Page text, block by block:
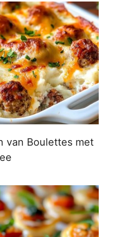
van Boulettes met